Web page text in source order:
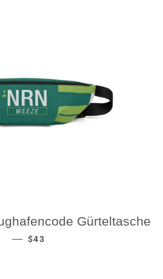
Gürteltasche
— REGULAR PRICE
$43